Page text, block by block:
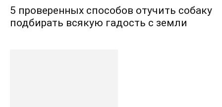
5 проверенных способов отучить собаку
подбирать всякую гадость с земли